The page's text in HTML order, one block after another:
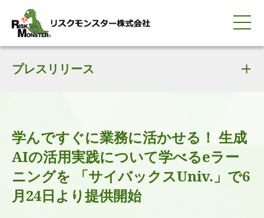
サービス紹介
選ばれる理由
知る・学ぶ
導入事例
企業情報
採用情報
IR情報
お問い合わせ
0120-259-440
平日9:00-18:00(土日祝除く)
プレスリリース
学んですぐに業務に活かせる！ 生成
AIの活用実践について学べるeラー
ニングを 「サイバックスUniv.」で6
月24日より提供開始